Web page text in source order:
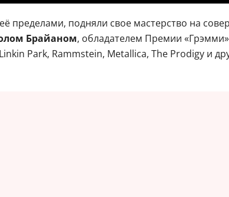
пределами, подняли свое мастерство на
Брайаном, обладателем Премии
Park, Rammstein, Metallica, The Prodigy и